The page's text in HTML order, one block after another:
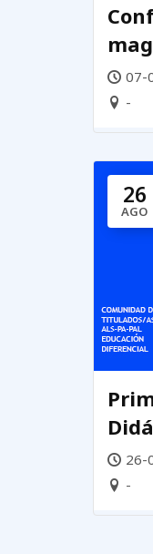
07-
-
26
AGO
26-
-